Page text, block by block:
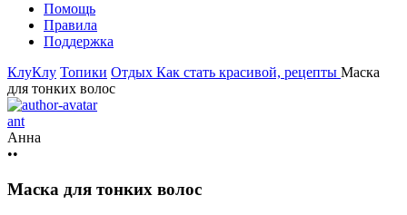
Помощь
Правила
Поддержка
КлуКлу Топики Отдых Как стать красивой, рецепты Маска
для тонких волос
ant
Анна
••
Маска для тонких волос